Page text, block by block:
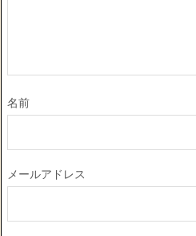
名前
メールアドレス